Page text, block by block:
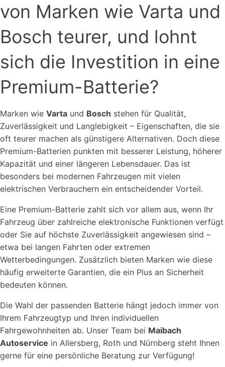
von Marken wie Varta und
Bosch teurer, und lohnt
sich die Investition in eine
Premium-Batterie?
Marken wie Varta und Bosch stehen für Qualität,
Zuverlässigkeit und Langlebigkeit – Eigenschaften, die sie
oft teurer machen als günstigere Alternativen. Doch diese
Premium-Batterien punkten mit besserer Leistung, höherer
Kapazität und einer längeren Lebensdauer. Das ist
besonders bei modernen Fahrzeugen mit vielen
elektrischen Verbrauchern ein entscheidender Vorteil.
Eine Premium-Batterie zahlt sich vor allem aus, wenn Ihr
Fahrzeug über zahlreiche elektronische Funktionen verfügt
oder Sie auf höchste Zuverlässigkeit angewiesen sind –
etwa bei langen Fahrten oder extremen
Wetterbedingungen. Zusätzlich bieten Marken wie diese
häufig erweiterte Garantien, die ein Plus an Sicherheit
bedeuten können.
Die Wahl der passenden Batterie hängt jedoch immer von
Ihrem Fahrzeugtyp und Ihren individuellen
Fahrgewohnheiten ab. Unser Team bei Maibach
Autoservice in Allersberg, Roth und Nürnberg steht Ihnen
gerne für eine persönliche Beratung zur Verfügung!